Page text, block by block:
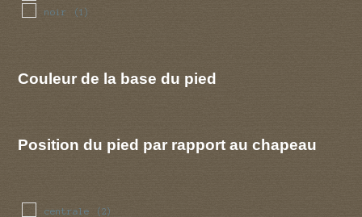
noir (1)
Couleur de la base du pied
Position du pied par rapport au chapeau
centrale (2)